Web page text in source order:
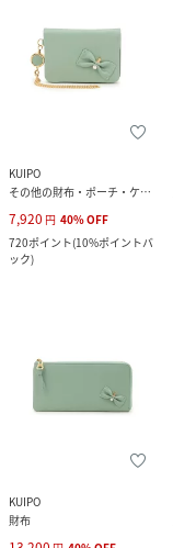
KUIPO
その他の財布・ポーチ・ケース
7,920 円 40%OFF
720ポイント(10%ポイントバ
ック)
KUIPO
財布